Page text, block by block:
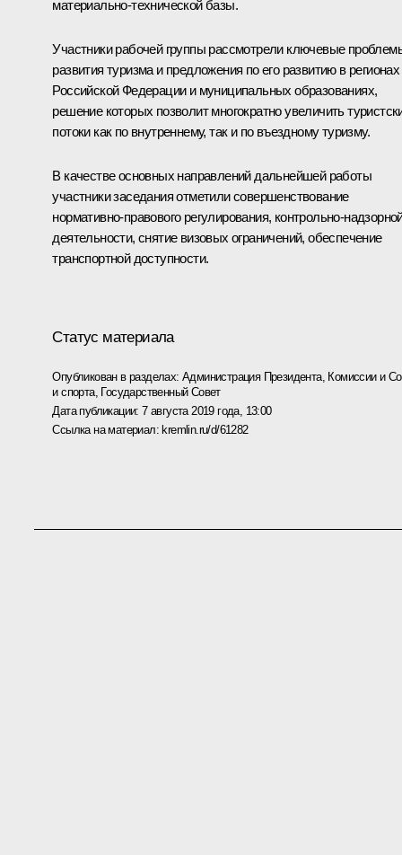
материально-технической базы.
Участники рабочей группы рассмотрели ключевые
развития туризма и предложения по его развитию в регионах
Российской Федерации и муниципальных образованиях,
решение которых позволит многократно увеличить
потоки как по внутреннему, так и по въездному туризму.
В качестве основных направлений дальнейшей работы
участники заседания отметили совершенствование
нормативно-правового регулирования, контрольно-
деятельности, снятие визовых ограничений, обеспечение
транспортной доступности.
Статус материала
Опубликован в разделах: Администрация Президента, Комиссии и
и спорта, Государственный Совет
Дата публикации:7 августа 2019 года, 13:00
Ссылка на материал:kremlin.ru/d/61282